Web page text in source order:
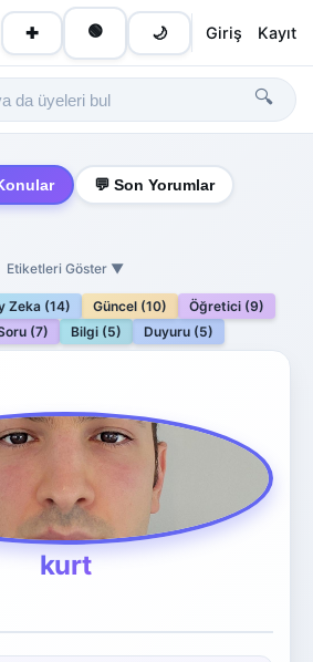
✚ 🟢 🌙 Giriş Kayıt
🔍
💬 Son Yorumlar
Etiketleri Göster ▼
Zeka (14) Güncel (10)
Öğretici (9)
(7) Bilgi (5) Duyuru (5)
kurt